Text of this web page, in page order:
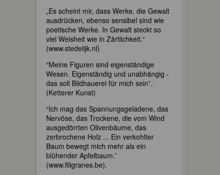
„Es scheint mir, dass Werke, die Gewalt
ausdrücken, ebenso sensibel sind wie
poetische Werke. In Gewalt steckt so
viel Weisheit wie in Zärtlichkeit.“
(www.stedelijk.nl)
“Meine Figuren sind eigenständige
Wesen. Eigenständig und unabhängig -
das soll Bildhauerei für mich sein”.
(Ketterer Kunst)
“Ich mag das Spannungsgeladene, das
Nervöse, das Trockene, die vom Wind
ausgedörrten Olivenbäume, das
zerbrochene Holz ... Ein verkohlter
Baum bewegt mich mehr als ein
blühender Apfelbaum.”
(www.filigranes.be).